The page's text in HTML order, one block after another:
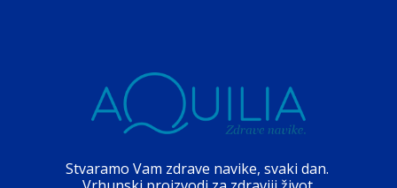
Stvaramo Vam zdrave navike, svaki dan.